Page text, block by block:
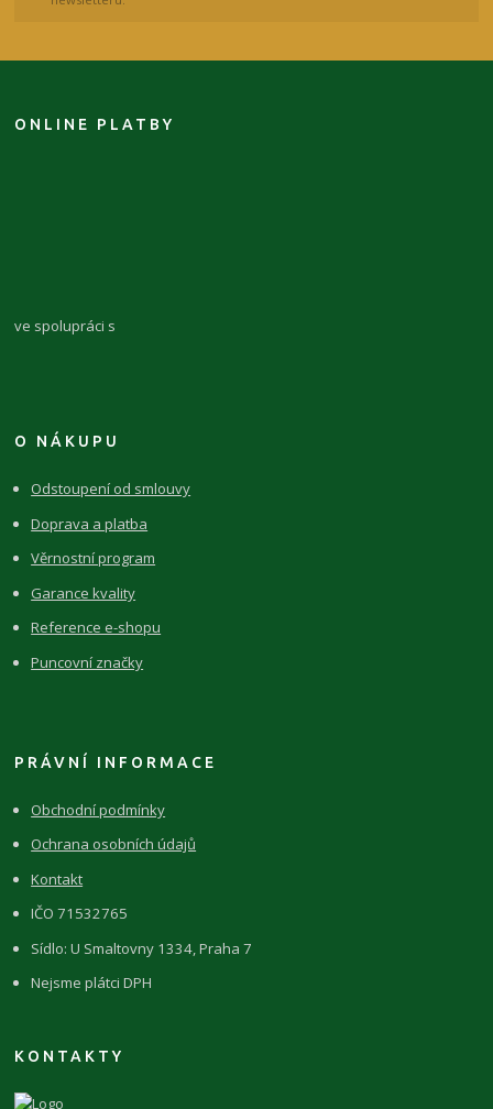
ONLINE PLATBY
ve spolupráci s
O NÁKUPU
Odstoupení od smlouvy
Doprava a platba
Věrnostní program
Garance kvality
Reference e-shopu
Puncovní značky
PRÁVNÍ INFORMACE
Obchodní podmínky
Ochrana osobních údajů
Kontakt
IČO 71532765
Sídlo: U Smaltovny 1334, Praha 7
Nejsme plátci DPH
KONTAKTY